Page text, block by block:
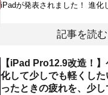
iPadが発表されました！ 進化
記事を読む
【iPad Pro12.9改造！
化して少しでも軽くし
ったときの疲れを、少